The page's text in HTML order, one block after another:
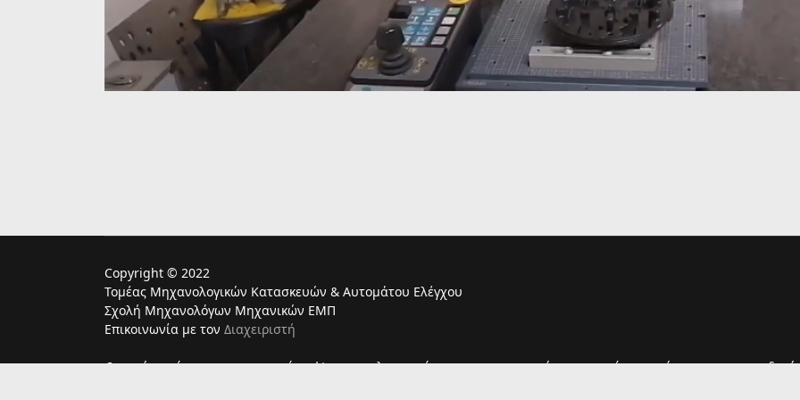
Copyright © 2022
Τομέας Μηχανολογικών Κατασκευών & Αυτομάτου Ελέγχου
Σχολή Μηχανολόγων Μηχανικών ΕΜΠ
Επικοινωνία με τον Διαχειριστή
Ο παρών ιστότοπος χρησιμoποιεί cookies για τη λειτουργία του και η παραμονή σας σε αυτόν συνεπάγεται και την αποδοχή